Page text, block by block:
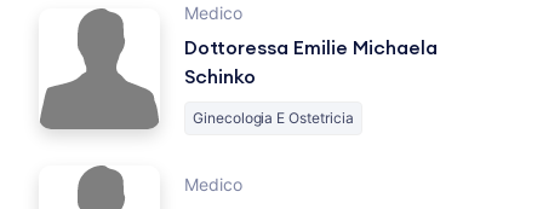
Medico
Dottoressa Emilie Michaela
Schinko
Ginecologia E Ostetricia
Medico